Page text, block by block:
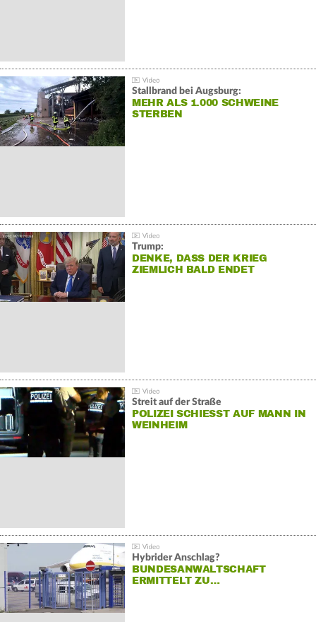
Stallbrand bei Augsburg:
MEHR ALS 1.000 SCHWEINE
STERBEN
Trump:
DENKE, DASS DER KRIEG
ZIEMLICH BALD ENDET
Streit auf der Straße
POLIZEI SCHIESST AUF MANN IN W
EINHEIM
Hybrider Anschlag?
BUNDESANWALTSCHAFT
ERMITTELT ZU…